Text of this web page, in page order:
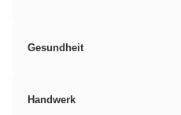
Gesundheit
Handwerk